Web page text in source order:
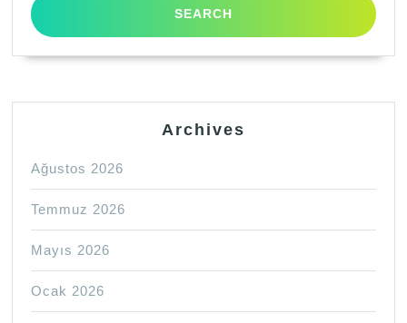
Archives
Ağustos 2026
Temmuz 2026
Mayıs 2026
Ocak 2026